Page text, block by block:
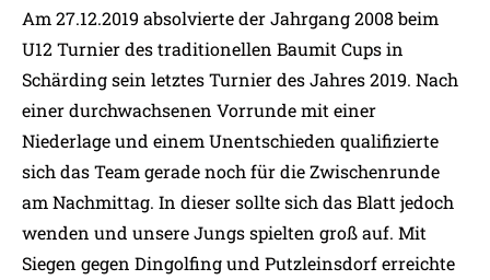
Am 27.12.2019 absolvierte der Jahrgang 2008 beim
U12 Turnier des traditionellen Baumit Cups in
Schärding sein letztes Turnier des Jahres 2019. Nach
einer durchwachsenen Vorrunde mit einer
Niederlage und einem Unentschieden qualifizierte
sich das Team gerade noch für die Zwischenrunde
am Nachmittag. In dieser sollte sich das Blatt jedoch
wenden und unsere Jungs spielten groß auf. Mit
Siegen gegen Dingolfing und Putzleinsdorf erreichte